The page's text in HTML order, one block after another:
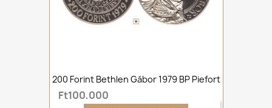
200 Forint Bethlen Gábor 1979 BP Piefort
Ft100,000